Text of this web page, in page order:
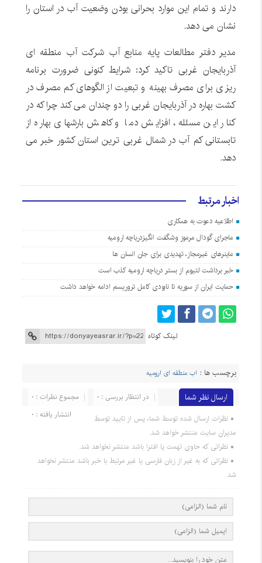
دارند و تمام این موارد بحرانی بودن وضعیت آب در استان را
نشان می دهد.
مدیر دفتر مطالعات پایه منابع آب شرکت آب منطقه ای
آذربایجان غربی تاکید کرد: شرایط کنونی ضرورت برنامه
ریزی برای مصرف بهینه و تبعیت از الگوهای کم مصرف در
کشت بهاره در آذربایجان غربی را دو چندان می کند چرا که در
کنار این مسئله، افزایش دما و کاهش بارشهای بهاره از
تابستانی کم آب در شمال غربی ترین استان کشور خبر می
دهد.
اخبار مرتبط
اطلاعیه دعوت به همکاری
ماجرای گودال مرموز وشگفت انگیزدریاچه ارومیه
ماینرهای غیرمجاز، تهدیدی برای جان انسان ها
خبر برداشت لتیوم از بستر دریاچه ارومیه کذب است
حمایت ایران از سوریه تا نابودی کامل تروریسم ادامه خواهد داشت
لینک کوتاه
برچسب ها : اب منطقه ای ارومیه
ارسال نظر شما مجموع نظرات : 0
در انتظار بررسی : 0
انتشار یافته : 0
نظرات ارسال شده توسط شما، پس از تایید توسط
مدیران سایت منتشر خواهد شد.
نظراتی که حاوی تهمت یا افترا باشد منتشر نخواهد شد.
نظراتی که به غیر از زبان فارسی یا غیر مرتبط با خبر باشد منتشر نخواهد
شد.